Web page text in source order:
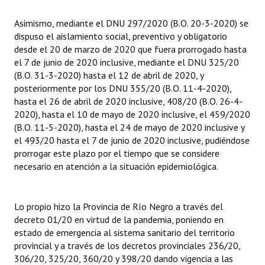
Asimismo, mediante el DNU 297/2020 (B.O. 20-3-2020) se
dispuso el aislamiento social, preventivo y obligatorio
desde el 20 de marzo de 2020 que fuera prorrogado hasta
el 7 de junio de 2020 inclusive, mediante el DNU 325/20
(B.O. 31-3-2020) hasta el 12 de abril de 2020, y
posteriormente por los DNU 355/20 (B.O. 11-4-2020),
hasta el 26 de abril de 2020 inclusive, 408/20 (B.O. 26-4-
2020), hasta el 10 de mayo de 2020 inclusive, el 459/2020
(B.O. 11-5-2020), hasta el 24 de mayo de 2020 inclusive y
el 493/20 hasta el 7 de junio de 2020 inclusive, pudiéndose
prorrogar este plazo por el tiempo que se considere
necesario en atención a la situación epidemiológica.
Lo propio hizo la Provincia de Río Negro a través del
decreto 01/20 en virtud de la pandemia, poniendo en
estado de emergencia al sistema sanitario del territorio
provincial y a través de los decretos provinciales 236/20,
306/20, 325/20, 360/20 y 398/20 dando vigencia a las